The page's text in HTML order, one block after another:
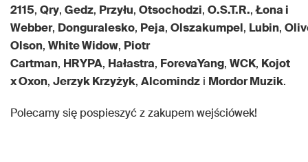
2115, Qry, Gedz, Przyłu, Otsochodzi, O.S.T.R.,Łona i
Webber, Donguralesko, Peja, Olszakumpel, Lubin,
Olson, White Widow, Piotr
Cartman, HRYPA, Hałastra, ForevaYang, WCK, Kojot
x Oxon, Jerzyk Krzyżyk, Alcomindz i Mordor Muzik.
Polecamy się pospieszyć z zakupem wejściówek!